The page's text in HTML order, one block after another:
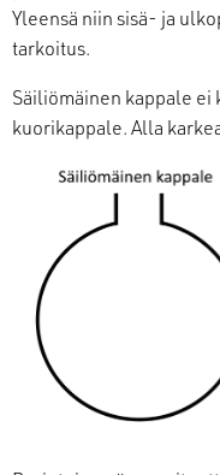
Yleensä niin sisä- ja
tarkoitus.
Säiliömäinen kappale ei
kuorikappale. Alla